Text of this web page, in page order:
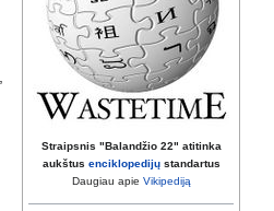
Straipsnis "Balandžio 22" atitinka
aukštus enciklopedijųstandartus
Daugiau apie Vikipediją